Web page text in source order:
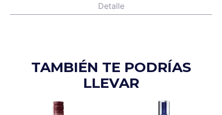
Detalle
TAMBIÉN TE PODRÍAS
LLEVAR